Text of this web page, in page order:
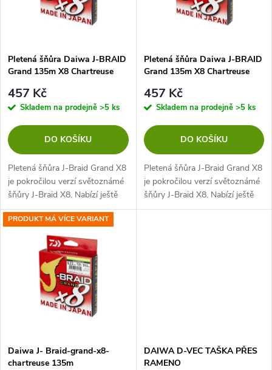
p
r
o
d
u
k
s
p
r
o
d
u
k
Pletená šňůra Daiwa J-BRAID
Grand 135m X8 Chartreuse
457 Kč
Skladem na prodejně >5 ks
DO KOŠÍKU
Pletená šňůra J-Braid Grand X8
je pokročilou verzí světoznámé
šňůry J-Braid X8. Nabízí ještě
větší odolnost a spolehlivost při
rybolovu a zdolávání vašeho
úlovku. U nové Grand...
Pletená šňůra Daiwa J-BRAID
Grand 135m X8 Chartreuse
457 Kč
Skladem na prodejně >5 ks
DO KOŠÍKU
Pletená šňůra J-Braid Grand X8
je pokročilou verzí světoznámé
šňůry J-Braid X8. Nabízí ještě
větší odolnost a spolehlivost při
PRODUKT MÁ VÍCE VARIANT
Daiwa J- Braid-grand-x8-
chartreuse 135m
DAIWA D-VEC TAŠKA PŘES
RAMENO